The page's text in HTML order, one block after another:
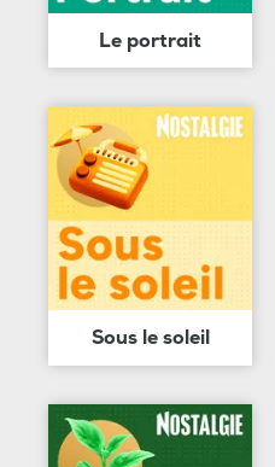
Le portrait
Sous le soleil